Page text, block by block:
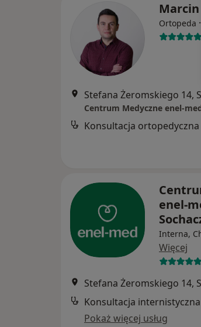
Ortopeda ·
Stefana Żeromskiego 14,
Centrum Medyczne enel-
Konsultacja ortopedyczna
enel-
Interna,
Więcej
Stefana Żeromskiego 14,
Konsultacja internistyczna
Pokaż więcej usług